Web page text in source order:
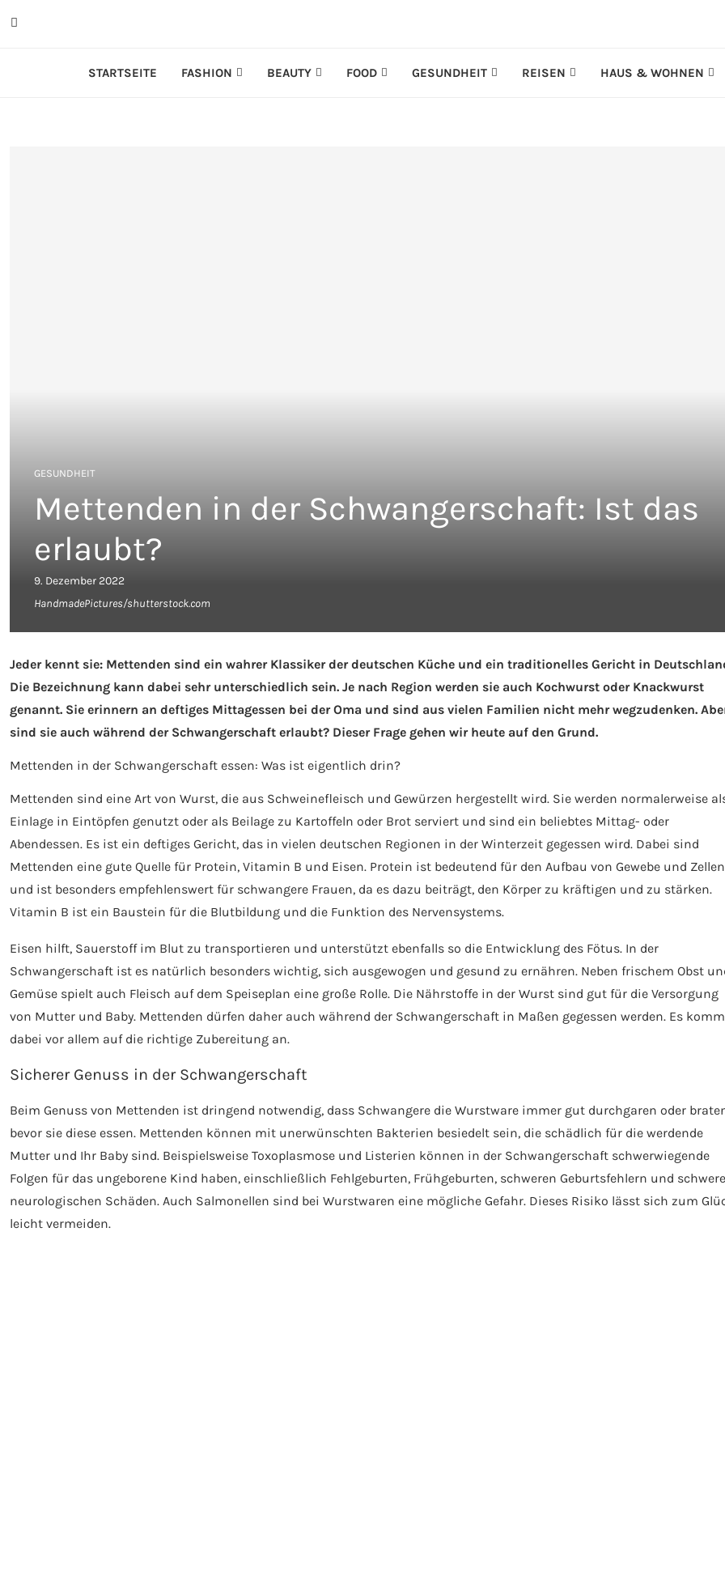
STARTSEITE FASHION BEAUTY FOOD GESUNDHEIT REISEN HAUS & WOHNEN
GESUNDHEIT
Mettenden in der Schwangerschaft: Ist das
erlaubt?
9. Dezember 2022
HandmadePictures/shutterstock.com
Jeder kennt sie: Mettenden sind ein wahrer Klassiker der deutschen Küche und ein traditionelles Gericht in
Die Bezeichnung kann dabei sehr unterschiedlich sein. Je nach Region werden sie auch Kochwurst oder Knackwurst
genannt. Sie erinnern an deftiges Mittagessen bei der Oma und sind aus vielen Familien nicht mehr wegzudenken.
sind sie auch während der Schwangerschaft erlaubt? Dieser Frage gehen wir heute auf den Grund.
Mettenden in der Schwangerschaft essen: Was ist eigentlich drin?
Mettenden sind eine Art von Wurst, die aus Schweinefleisch und Gewürzen hergestellt wird. Sie werden normalerweise
Einlage in Eintöpfen genutzt oder als Beilage zu Kartoffeln oder Brot serviert und sind ein beliebtes Mittag- oder
Abendessen. Es ist ein deftiges Gericht, das in vielen deutschen Regionen in der Winterzeit gegessen wird. Dabei sind
Mettenden eine gute Quelle für Protein, Vitamin B und Eisen. Protein ist bedeutend für den Aufbau von Gewebe und Zellen
und ist besonders empfehlenswert für schwangere Frauen, da es dazu beiträgt, den Körper zu kräftigen und zu stärken.
Vitamin B ist ein Baustein für die Blutbildung und die Funktion des Nervensystems.
Eisen hilft, Sauerstoff im Blut zu transportieren und unterstützt ebenfalls so die Entwicklung des Fötus. In der
Schwangerschaft ist es natürlich besonders wichtig, sich ausgewogen und gesund zu ernähren. Neben frischem Obst
Gemüse spielt auch Fleisch auf dem Speiseplan eine große Rolle. Die Nährstoffe in der Wurst sind gut für die Versorgung
von Mutter und Baby. Mettenden dürfen daher auch während der Schwangerschaft in Maßen gegessen werden. Es
dabei vor allem auf die richtige Zubereitung an.
Sicherer Genuss in der Schwangerschaft
Beim Genuss von Mettenden ist dringend notwendig, dass Schwangere die Wurstware immer gut durchgaren oder
bevor sie diese essen. Mettenden können mit unerwünschten Bakterien besiedelt sein, die schädlich für die werdende
Mutter und Ihr Baby sind. Beispielsweise Toxoplasmose und Listerien können in der Schwangerschaft schwerwiegende
Folgen für das ungeborene Kind haben, einschließlich Fehlgeburten, Frühgeburten, schweren Geburtsfehlern und
neurologischen Schäden. Auch Salmonellen sind bei Wurstwaren eine mögliche Gefahr. Dieses Risiko lässt sich zum
leicht vermeiden.